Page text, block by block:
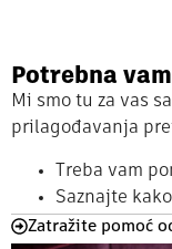
Potrebna
Mi smo tu za vas
prilagođavanja
Treba vam
Saznajte
Zatražite pomoć